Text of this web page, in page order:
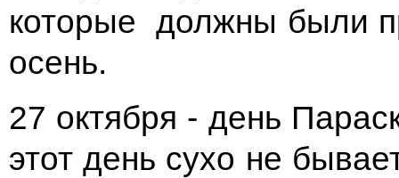
которые должны были
осень.
27 октября - день
этот день сухо не